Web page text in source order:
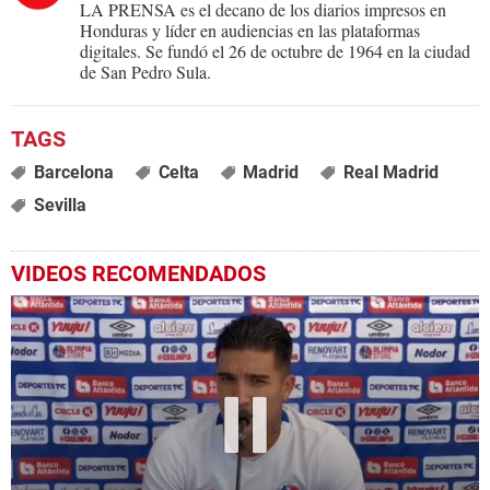
LA PRENSA es el decano de los diarios impresos en
Honduras y líder en audiencias en las plataformas
digitales. Se fundó el 26 de octubre de 1964 en la ciudad
de San Pedro Sula.
Barcelona Celta Madrid
Real Madrid
Sevilla
VIDEOS RECOMENDADOS